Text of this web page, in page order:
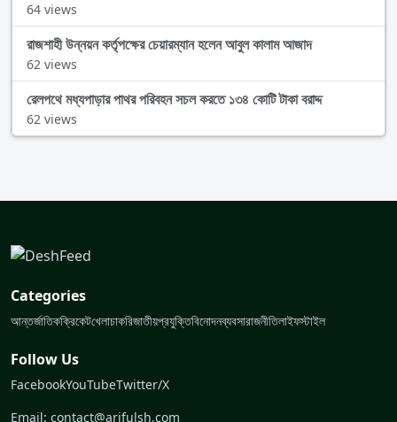
64 views
রাজশাহী উন্নয়ন কর্তৃপক্ষের চেয়ারম্যান হলেন আবুল কালাম আজাদ
62 views
রেলপথে মধ্যপাড়ার পাথর পরিবহন সচল করতে ১৩৪ কোটি টাকা বরাদ্দ
62 views
Categories
আন্তর্জাতিকক্রিকেটখেলাচাকরিজাতীয়প্রযুক্তিবিনোদনব্যবসারাজনীতিলাইফস্টাইল
Follow Us
FacebookYouTubeTwitter/X
Email: contact@arifulsh.com